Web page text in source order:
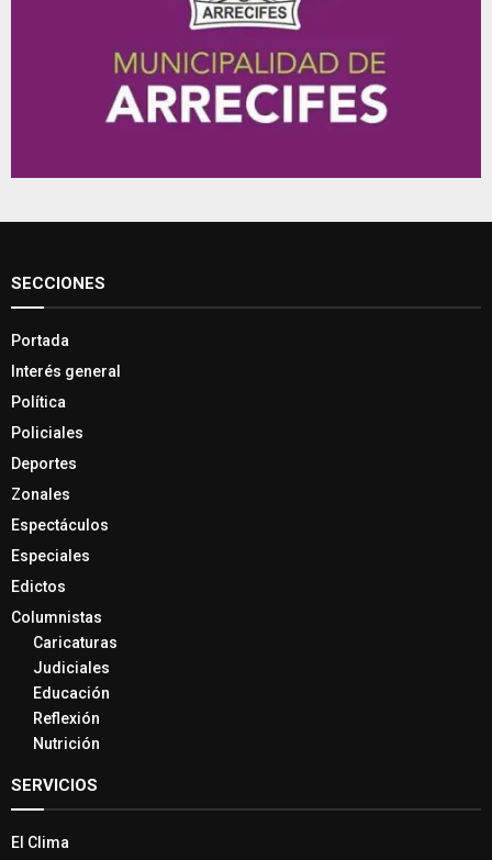
SECCIONES
Portada
Interés general
Política
Policiales
Deportes
Zonales
Espectáculos
Especiales
Edictos
Columnistas
Caricaturas
Judiciales
Educación
Reflexión
Nutrición
SERVICIOS
El Clima